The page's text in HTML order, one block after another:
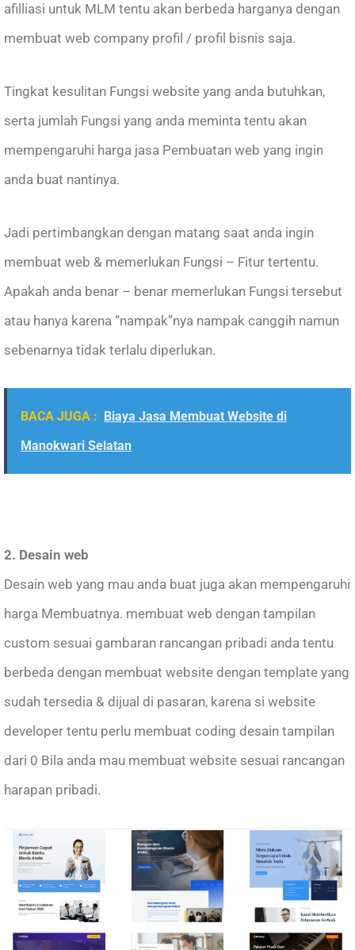
afilliasi untuk MLM tentu akan berbeda harganya dengan
membuat web company profil / profil bisnis saja.
Tingkat kesulitan Fungsi website yang anda butuhkan,
serta jumlah Fungsi yang anda meminta tentu akan
mempengaruhi harga jasa Pembuatan web yang ingin
anda buat nantinya.
Jadi pertimbangkan dengan matang saat anda ingin
membuat web & memerlukan Fungsi – Fitur tertentu.
Apakah anda benar – benar memerlukan Fungsi tersebut
atau hanya karena “nampak”nya nampak canggih namun
sebenarnya tidak terlalu diperlukan.
BACA JUGA :
Biaya Jasa Membuat Website di
Manokwari Selatan
2. Desain web
Desain web yang mau anda buat juga akan mempengaruhi
harga Membuatnya. membuat web dengan tampilan
custom sesuai gambaran rancangan pribadi anda tentu
berbeda dengan membuat website dengan template yang
sudah tersedia & dijual di pasaran, karena si website
developer tentu perlu membuat coding desain tampilan
dari 0 Bila anda mau membuat website sesuai rancangan
harapan pribadi.